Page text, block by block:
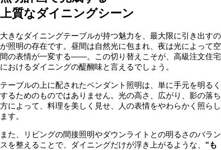
上質なダイニングシーン
大きなダイニングテーブルが持つ魅力を、最大限に引き出すの
が照明の存在です。昼間は自然光に包まれ、夜は光によって空
間の表情が一変する——。この切り替えこそが、高級注文住宅
におけるダイニングの醍醐味と言えるでしょう。
テーブルの上に配されたペンダント照明は、単に手元を明るく
するためのものではありません。光の高さ、広がり、影の落ち
方によって、料理を美しく見せ、人の表情をやわらかく照らし
ます。
また、リビングの間接照明やダウンライトとの明るさのバラン
スを整えることで、ダイニングだけが浮き上がるような、 “も